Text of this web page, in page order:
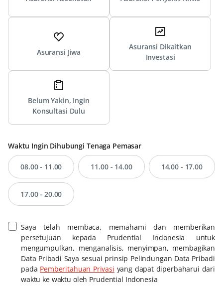
Asuransi Jiwa
Asuransi Dikaitkan
Investasi
Belum Yakin, Ingin
Konsultasi Dulu
Waktu Ingin Dihubungi Tenaga Pemasar
08.00 - 11.00 11.00 - 14.00 14.00 - 17.00
17.00 - 20.00
Saya telah membaca, memahami dan memberikan
persetujuan kepada Prudential Indonesia untuk
mengumpulkan, menganalisis, menyimpan, membagikan
Data Pribadi Saya sesuai prinsip Pelindungan Data Pribadi
pada Pemberitahuan Privasi yang dapat diperbaharui dari
waktu ke waktu oleh Prudential Indonesia